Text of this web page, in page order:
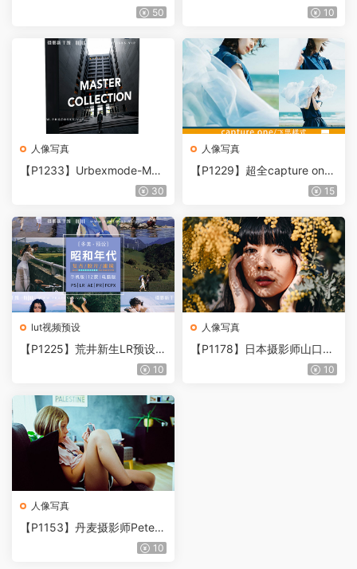
-K1大神-整个商店24套PS/LR
50
Modern Market – The Fujivi
10
人像写真
【P1233】Urbexmode-MAS
TER COLLECTION城市旅拍
30
人像写真
【P1229】超全capture one
样式合集一键安装！日系知名
集
15
lut视频预设
【P1225】荒井新生LR预设
昭和港风复古人像PS/ACR配
10
人像写真
【P1178】日本摄影师山口幸
树Kohki Yamaguchi 肖像预10
人像写真
【P1153】丹麦摄影师Peter
Drastrup 城市人文街拍Chro10